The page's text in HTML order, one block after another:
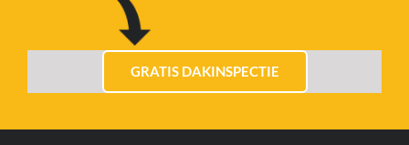
GRATIS DAKINSPECTIE